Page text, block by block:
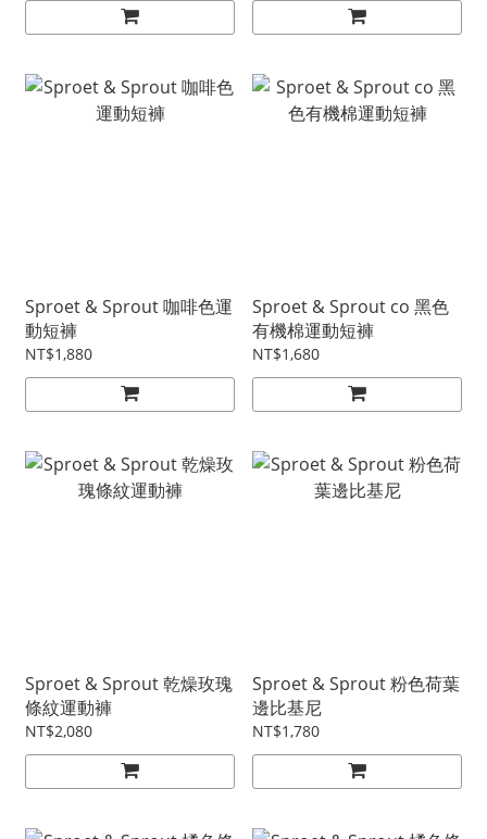
Sproet & Sprout 咖啡色運
動短褲
NT$1,880
Sproet & Sprout co 黑色
有機棉運動短褲
NT$1,680
Sproet & Sprout 乾燥玫瑰
條紋運動褲
NT$2,080
Sproet & Sprout 粉色荷葉
邊比基尼
NT$1,780